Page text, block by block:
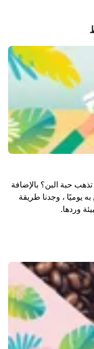
حبة البن؟ بالإضافة
يوميًا ، وجدنا طريقة
وردها.